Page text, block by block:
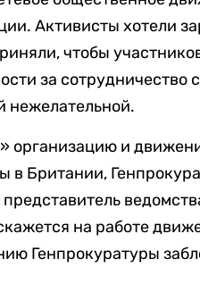
Активисты хотели
чтобы
за
нежелательной.
организацию и
в Британии,
на работе
Генпрокуратуры